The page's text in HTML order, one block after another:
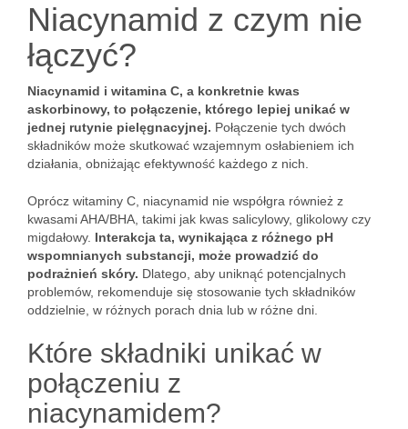
Niacynamid z czym nie
łączyć?
Niacynamid i witamina C, a konkretnie kwas
askorbinowy, to połączenie, którego lepiej unikać w
jednej rutynie pielęgnacyjnej. Połączenie tych dwóch
składników może skutkować wzajemnym osłabieniem ich
działania, obniżając efektywność każdego z nich.
Oprócz witaminy C, niacynamid nie współgra również z
kwasami AHA/BHA, takimi jak kwas salicylowy, glikolowy czy
migdałowy. Interakcja ta, wynikająca z różnego pH
wspomnianych substancji, może prowadzić do
podrażnień skóry. Dlatego, aby uniknąć potencjalnych
problemów, rekomenduje się stosowanie tych składników
oddzielnie, w różnych porach dnia lub w różne dni.
Które składniki unikać w
połączeniu z
niacynamidem?